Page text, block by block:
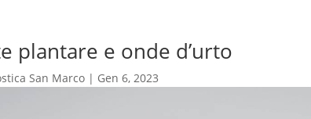
plantare e onde d’urto
San Marco | Gen 6, 2023